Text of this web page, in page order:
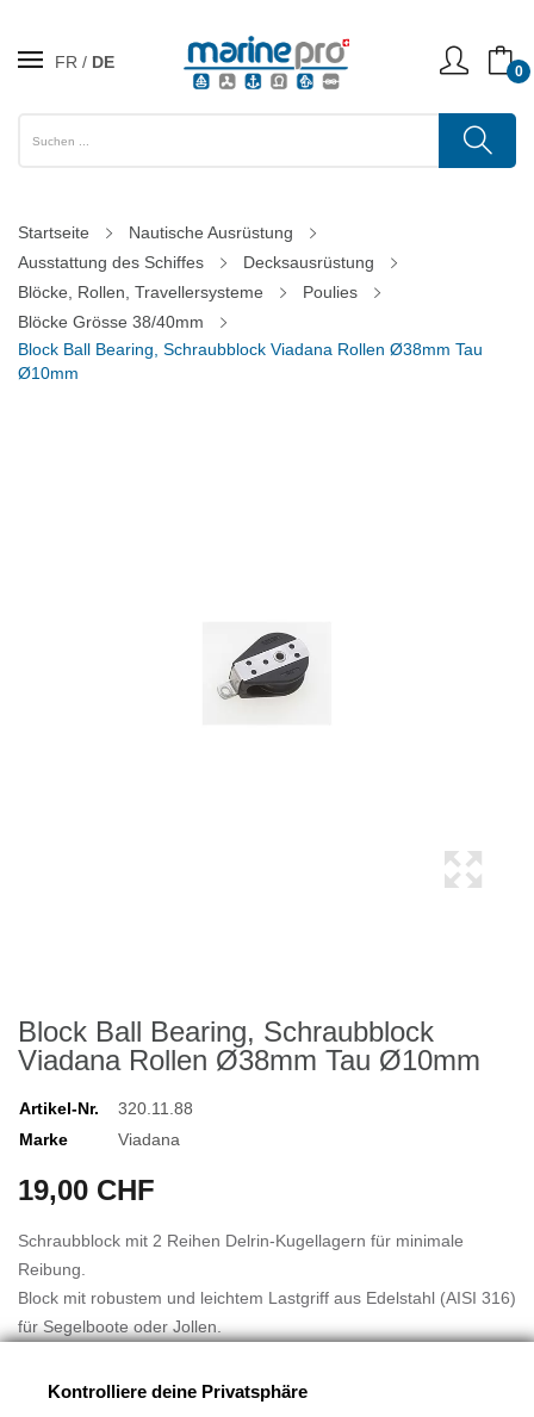
FR DE 0
Startseite
Nautische Ausrüstung
Ausstattung des Schiffes
Decksausrüstung
Blöcke, Rollen, Travellersysteme
Poulies
Blöcke Grösse 38/40mm
Block Ball Bearing, Schraubblock Viadana Rollen Ø38mm Tau
Ø10mm
Block Ball Bearing, Schraubblock
Viadana Rollen Ø38mm Tau Ø10mm
Artikel-Nr.
320.11.88
Marke
Viadana
19,00 CHF
Schraubblock mit 2 Reihen Delrin-Kugellagern für minimale
Reibung.
Block mit robustem und leichtem Lastgriff aus Edelstahl (AISI 316)
für Segelboote oder Jollen.
Rollen Ø 38 mm.
Kontrolliere deine Privatsphäre